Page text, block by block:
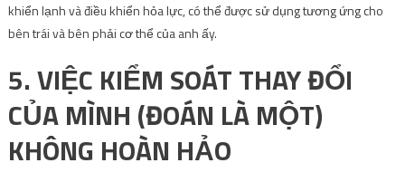
khiển lạnh và điều khiển hỏa lực, có thể được sử dụng tương ứng cho
bên trái và bên phải cơ thể của anh ấy.
5. VIỆC KIỂM SOÁT THAY ĐỔI
CỦA MÌNH (ĐOÁN LÀ MỘT)
KHÔNG HOÀN HẢO